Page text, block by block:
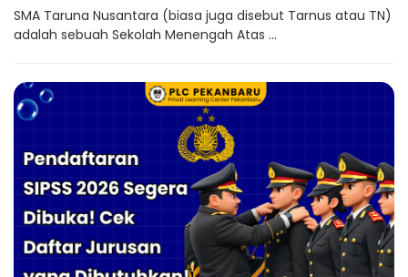
SMA Taruna Nusantara (biasa juga disebut Tarnus atau TN)
adalah sebuah Sekolah Menengah Atas ...